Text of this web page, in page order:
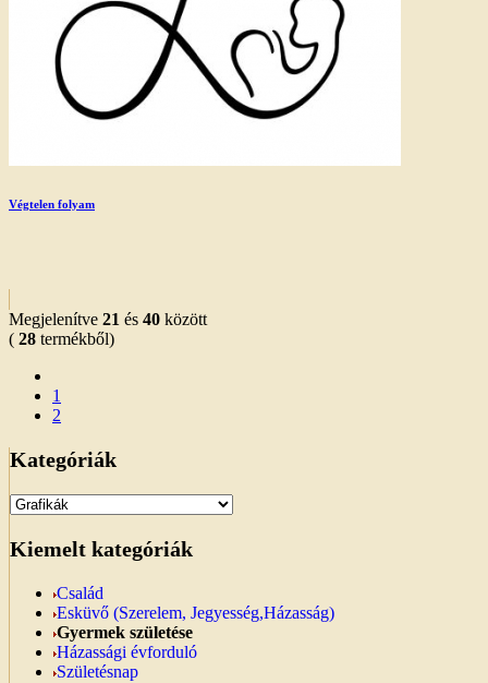
Végtelen folyam
Megjelenítve 21 és 40 között
( 28 termékből)
1
2
Kategóriák
Kiemelt kategóriák
Család
Esküvő (Szerelem, Jegyesség,Házasság)
Gyermek születése
Házassági évforduló
Születésnap